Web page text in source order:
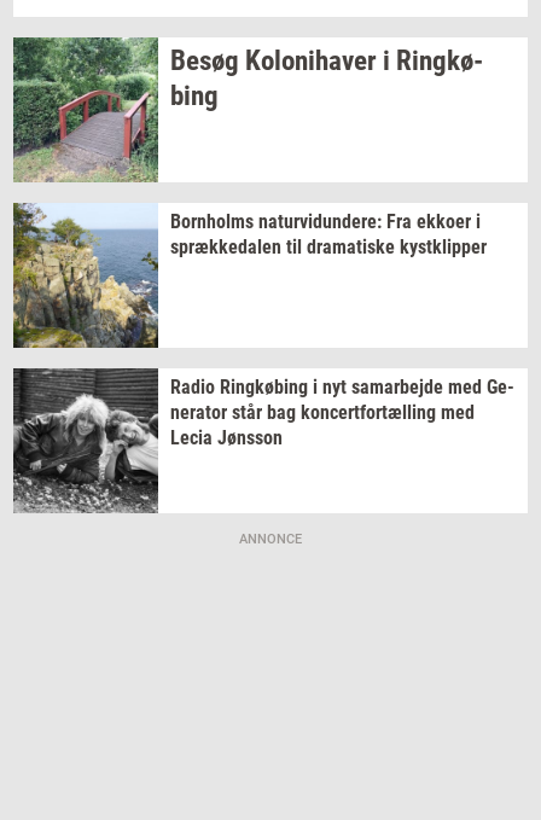
Besøg Ko­lo­ni­ha­ver i Ring­kø­
bing
Born­holms na­tur­vi­dun­de­re: Fra ek­ko­er i
spræk­ke­da­len til dra­ma­ti­ske kyst­klip­per
Radio Ring­kø­bing i nyt sam­ar­bej­de med Ge­
ne­ra­tor står bag kon­cert­for­tæl­ling med
Lecia Jøns­son
ANNONCE